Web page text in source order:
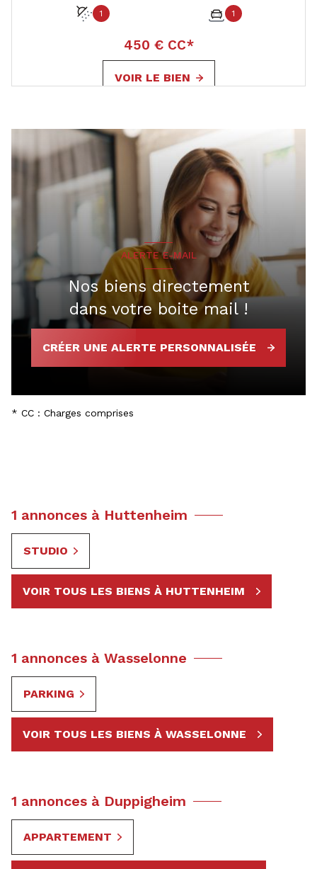
1 1
450 € CC*
VOIR LE BIEN
ALERTE E-MAIL
Nos biens directement
dans votre boite mail !
CRÉER UNE ALERTE PERSONNALISÉE
* CC : Charges comprises
1 annonces à Huttenheim
STUDIO
VOIR TOUS LES BIENS À HUTTENHEIM
1 annonces à Wasselonne
PARKING
VOIR TOUS LES BIENS À WASSELONNE
1 annonces à Duppigheim
APPARTEMENT